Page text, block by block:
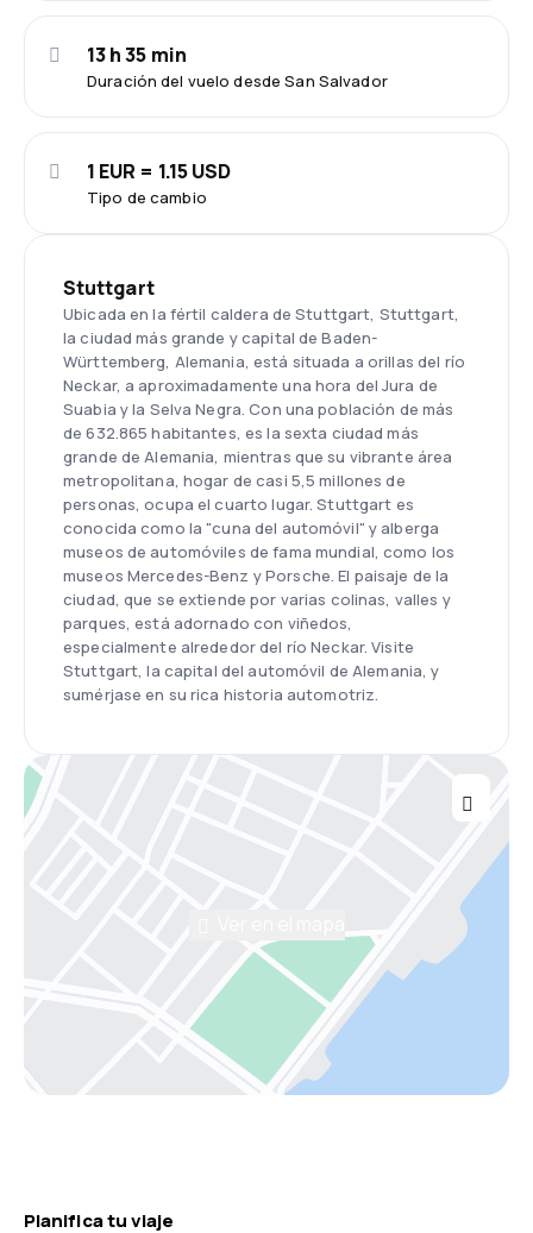
Duración del vuelo desde San Salvador
13 h 35 min
Tipo de cambio
1 EUR = 1.15 USD
Stuttgart
Ubicada en la fértil caldera de Stuttgart, Stuttgart,
la ciudad más grande y capital de Baden-
Württemberg, Alemania, está situada a orillas del río
Neckar, a aproximadamente una hora del Jura de
Suabia y la Selva Negra. Con una población de más
de 632.865 habitantes, es la sexta ciudad más
grande de Alemania, mientras que su vibrante área
metropolitana, hogar de casi 5,5 millones de
personas, ocupa el cuarto lugar. Stuttgart es
conocida como la "cuna del automóvil" y alberga
museos de automóviles de fama mundial, como los
museos Mercedes-Benz y Porsche. El paisaje de la
ciudad, que se extiende por varias colinas, valles y
parques, está adornado con viñedos,
especialmente alrededor del río Neckar. Visite
Stuttgart, la capital del automóvil de Alemania, y
sumérjase en su rica historia automotriz.
Planifica tu viaje